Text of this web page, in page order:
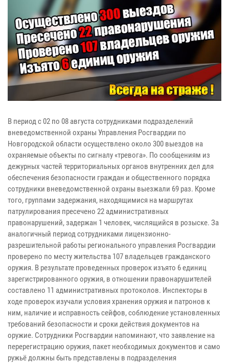
В период с 02 по 08 августа сотрудниками подразделений
вневедомственной охраны Управления Росгвардии по
Новгородской области осуществлено около 300 выездов на
охраняемые объекты по сигналу «тревога». По сообщениям из
дежурных частей территориальных органов внутренних дел для
обеспечения безопасности граждан и общественного порядка
сотрудники вневедомственной охраны выезжали 69 раз. Кроме
того, группами задержания, находящимися на маршрутах
патрулирования пресечено 22 административных
правонарушений, задержан 1 человек, числящийся в розыске. За
аналогичный период сотрудниками лицензионно-
разрешительной работы регионального управления Росгвардии
проверено по месту жительства 107 владельцев гражданского
оружия. В результате проведенных проверок изъято 6 единиц
зарегистрированного оружия, в отношении правонарушителей
составлено 11 административных протоколов. Инспекторы в
ходе проверок изучали условия хранения оружия и патронов к
ним, наличие и исправность сейфов, соблюдение установленных
требований безопасности и сроки действия документов на
оружие. Сотрудники Росгвардии напоминают, что заявление на
перерегистрацию оружия, пакет необходимых документов и само
ружьё должны быть представлены в подразделения